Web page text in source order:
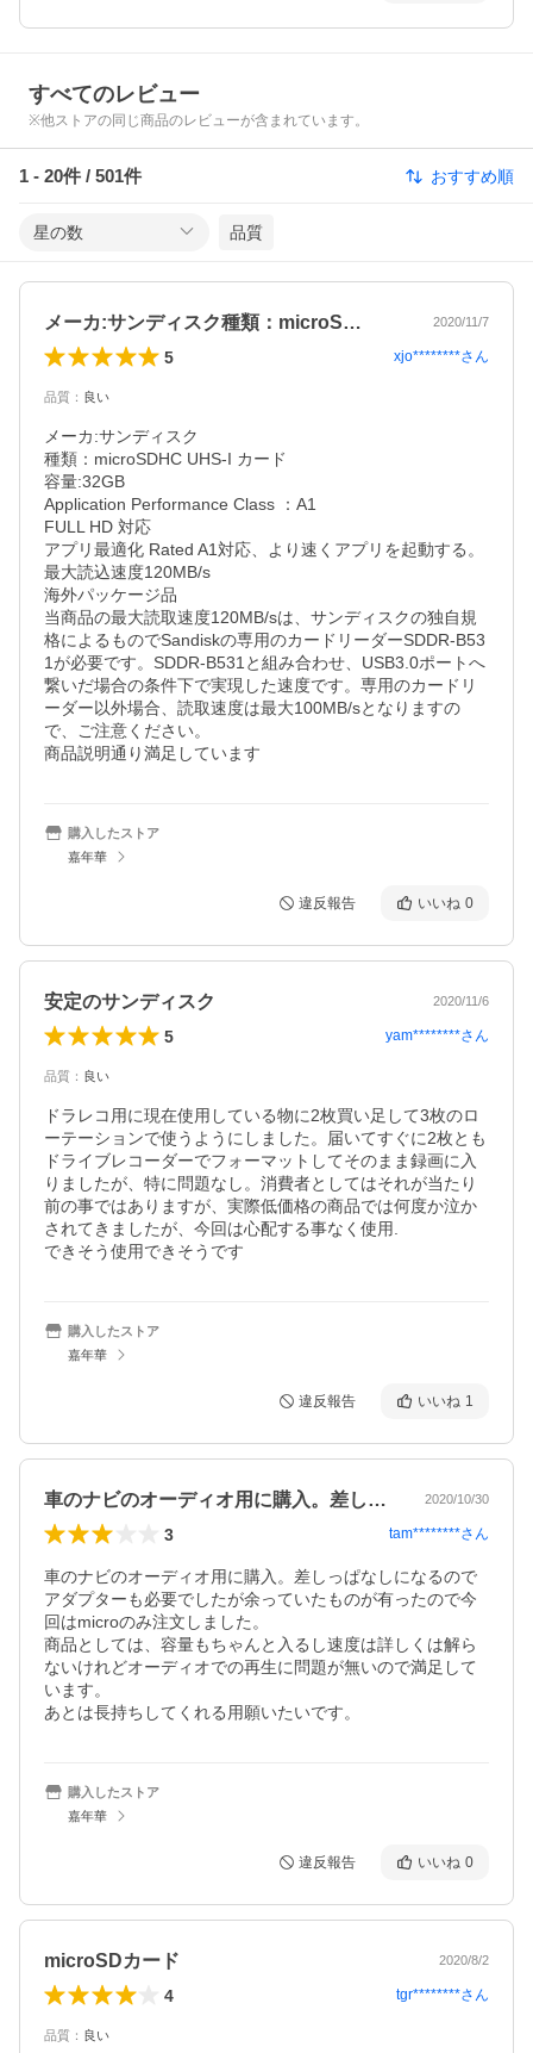
すべてのレビュー
※他ストアの同じ商品のレビューが含まれています。
1 - 20件 / 501件 おすすめ順
星の数 品質
メーカ:サンディスク種類：microS… 2020/11/7
5 xjo********さん
品質 ： 良い
メーカ:サンディスク
種類：microSDHC UHS-I カード
容量:32GB
Application Performance Class ：A1
FULL HD 対応
アプリ最適化 Rated A1対応、より速くアプリを起動する。
最大読込速度120MB/s
海外パッケージ品
当商品の最大読取速度120MB/sは、サンディスクの独自規
格によるものでSandiskの専用のカードリーダーSDDR-B53
1が必要です。SDDR-B531と組み合わせ、USB3.0ポートへ
繋いだ場合の条件下で実現した速度です。専用のカードリ
ーダー以外場合、読取速度は最大100MB/sとなりますの
で、ご注意ください。
商品説明通り満足しています
購入したストア
嘉年華
違反報告 いいね 0
安定のサンディスク 2020/11/6
5 yam********さん
品質 ： 良い
ドラレコ用に現在使用している物に2枚買い足して3枚のロ
ーテーションで使うようにしました。届いてすぐに2枚とも
ドライブレコーダーでフォーマットしてそのまま録画に入
りましたが、特に問題なし。消費者としてはそれが当たり
前の事ではありますが、実際低価格の商品では何度か泣か
されてきましたが、今回は心配する事なく使用.
できそう使用できそうです
購入したストア
嘉年華
違反報告 いいね 1
車のナビのオーディオ用に購入。差しっぱ… 2020/10/30
3 tam********さん
車のナビのオーディオ用に購入。差しっぱなしになるので
アダプターも必要でしたが余っていたものが有ったので今
回はmicroのみ注文しました。
商品としては、容量もちゃんと入るし速度は詳しくは解ら
ないけれどオーディオでの再生に問題が無いので満足して
います。
あとは長持ちしてくれる用願いたいです。
購入したストア
嘉年華
違反報告 いいね 0
microSDカード 2020/8/2
4 tgr********さん
品質 ： 良い